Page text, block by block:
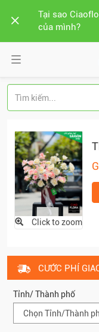
Tại sao
của mình?
Click to zoom
CƯỚC PHÍ
Tỉnh/ Thành phố